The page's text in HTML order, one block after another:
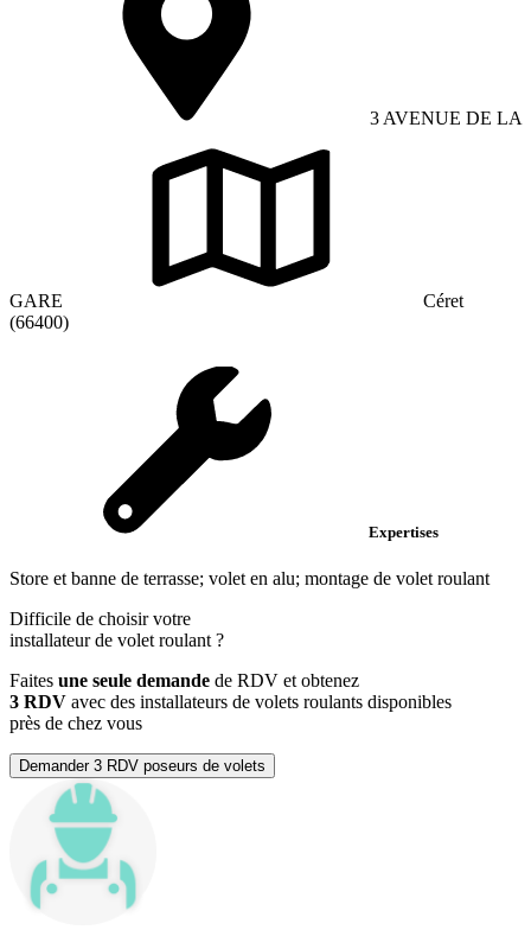
3 AVENUE DE LA
GARE
Céret
(66400)
Expertises
Store et banne de terrasse; volet en alu; montage de volet roulant
Difficile de choisir votre
installateur de volet roulant?
Faites une seule demande de RDV et obtenez
3 RDV avec des installateurs de volets roulants disponibles
près de chez vous
Demander 3 RDV poseurs de volets